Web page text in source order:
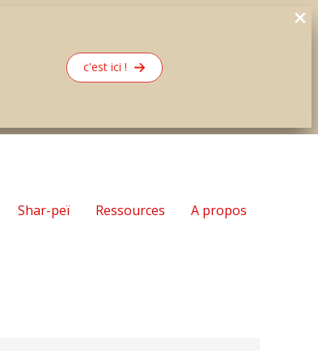
c'est ici !
Shar-peï Ressources A propos